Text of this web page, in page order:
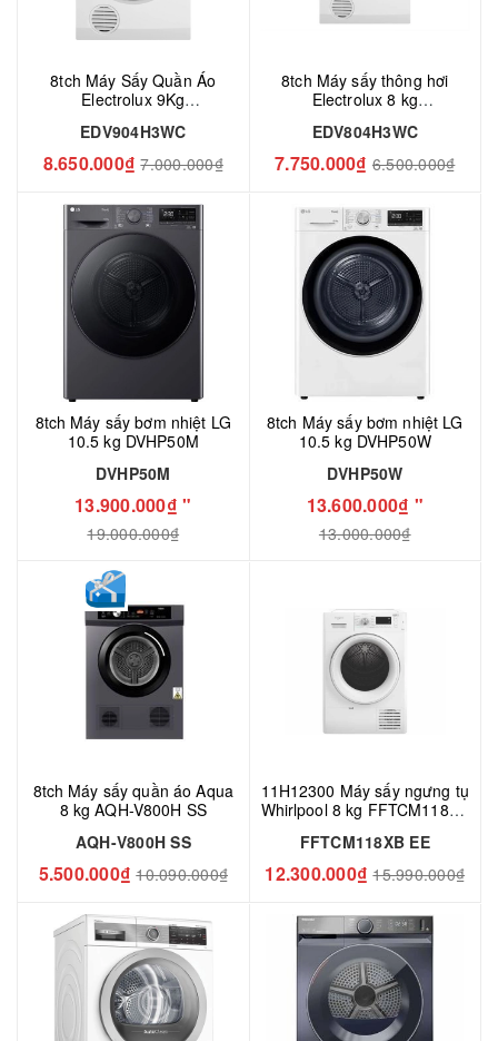
8tch Máy Sấy Quần Áo
Electrolux 9Kg
EDV904H3WC
8.650.000₫ 7.000.000₫
8tch Máy sấy thông hơi
Electrolux 8 kg
EDV804H3WC
7.750.000₫ 6.500.000₫
8tch Máy sấy bơm nhiệt LG
10.5 kg DVHP50M
DVHP50M
13.900.000₫ "
19.000.000₫
8tch Máy sấy bơm nhiệt LG
10.5 kg DVHP50W
DVHP50W
13.600.000₫ "
13.000.000₫
8tch Máy sấy quần áo Aqua
8 kg AQH-V800H SS
AQH-V800H SS
5.500.000₫ 10.090.000₫
11H12300 Máy sấy ngưng tụ
Whirlpool 8 kg FFTCM118XB
FFTCM118XB EE
12.300.000₫ 15.990.000₫